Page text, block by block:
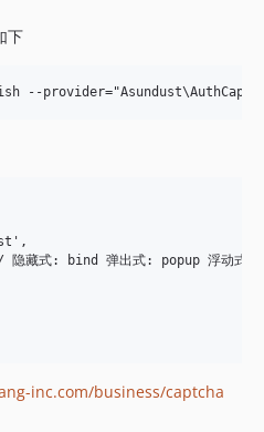
下
藏式: bind 弹出式: popup 浮动式:
inc.com/business/captcha